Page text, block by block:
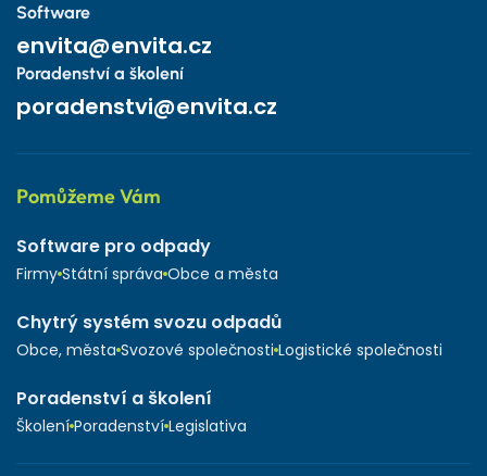
Software
envita@envita.cz
Poradenství a školení
poradenstvi@envita.cz
Pomůžeme Vám
Software pro odpady
Firmy Státní správa Obce a města
Chytrý systém svozu odpadů
Obce, města Svozové společnosti Logistické společnosti
Poradenství a školení
Školení Poradenství Legislativa